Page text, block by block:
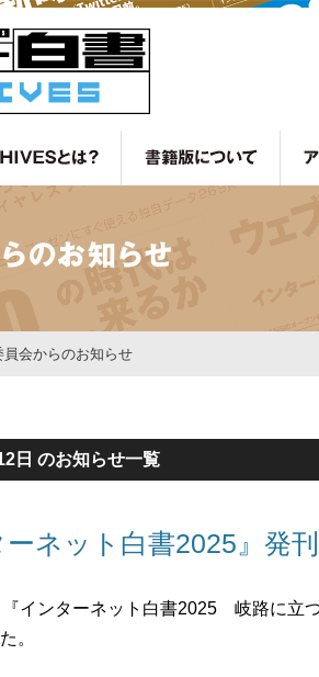
員会からのお知らせ
日 のお知らせ一覧
ーネット白書2025』発
インターネット白書2025 岐路に立
。